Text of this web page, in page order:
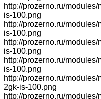
http://prozerno.ru/
is-100.png
http://prozerno.ru/
is-100.png
http://prozerno.ru/
is-100.png
http://prozerno.ru/
is-100.png
http://prozerno.ru/
2gk-is-100.png
http://prozerno.ru/